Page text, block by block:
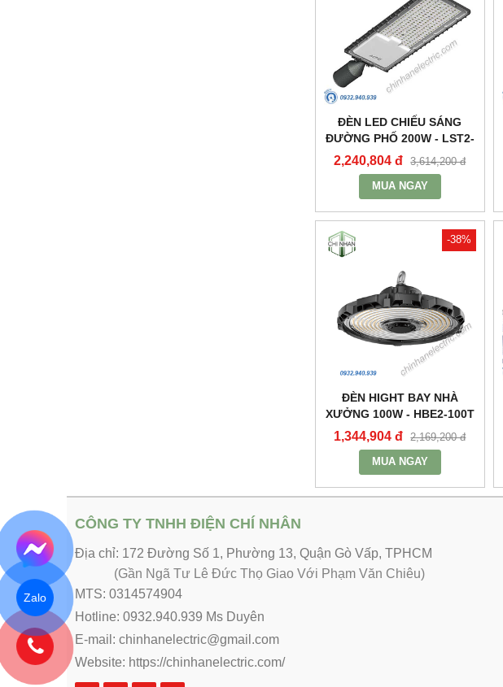
ĐÈN LED CHIẾU SÁNG
ĐƯỜNG PHỐ 200W - LST2-
200 - MPE
2,240,804 đ 3,614,200 đ
MUA NGAY
-38%
ĐÈN HIGHT BAY NHÀ
XƯỞNG 100W - HBE2-100T
- MPE
1,344,904 đ 2,169,200 đ
MUA NGAY
CÔNG TY TNHH ĐIỆN CHÍ NHÂN
Địa chỉ: 172 Đường Số 1, Phường 13, Quận Gò Vấp, TPHCM
(Gần Ngã Tư Lê Đức Thọ Giao Với Phạm Văn Chiêu)
MTS: 0314574904
Hotline: 0932.940.939 Ms Duyên
E-mail: chinhanelectric@gmail.com
Website: https://chinhanelectric.com/
Zalo